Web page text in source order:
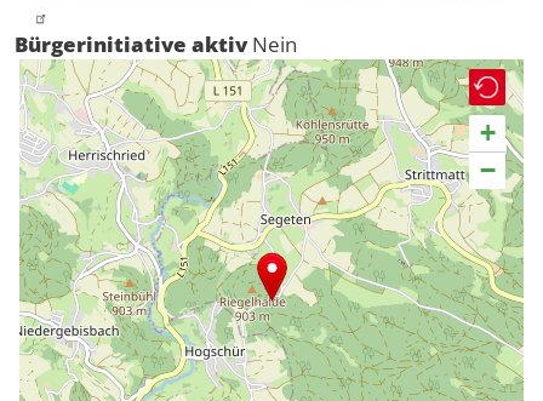
Bürgerinitiative aktiv Nein
+
−